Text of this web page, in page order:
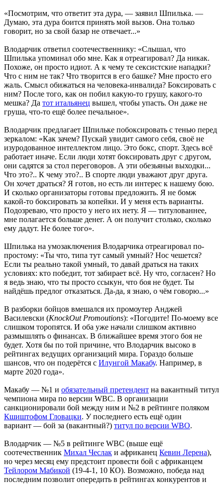
«Посмотрим, что ответит эта дура, — заявил Шпилька. —
Думаю, эта дура боится принять мой вызов. Она только
говорит, но за свой базар не отвечает...»
Влодарчик ответил соотечественнику: «Слышал, что
Шпилька упоминал обо мне. Как я отреагировал? Да никак.
Похоже, он просто идиот. А к чему те сексистские нападки?
Что с ним не так? Что творится в его башке? Мне просто его
жаль. Смысл обижаться на человека-инвалида? Боксировать с
ним? После того, как он побил какую-то грушу, какого-то
мешка? Да тот итальянец вышел, чтобы упасть. Он даже не
груша, что-то ещё более печальное».
Влодарчик предлагает Шпильке побоксировать с тенью перед
зеркалом: «Как зачем? Пускай увидит самого себя, своё не
изуродованное интеллектом лицо. Это бокс, спорт. Здесь всё
работает иначе. Если люди хотят боксировать друг с другом,
они садятся за стол переговоров. А эти обезьяньи выходки...
Что это?.. К чему это?.. В спорте люди уважают друг друга.
Он хочет драться? Я готов, но есть ли интерес к нашему бою.
И сколько организаторы готовы предложить. Я не бомж
какой-то боксировать за копейки. И у меня есть варианты.
Подозреваю, что просто у него их нету. Я — титулованнее,
мне полагается больше денег. А он получит столько, сколько
ему дадут. Не более того».
Шпилька на умозаключения Влодарчика отреагировал по-
простому: «Ты что, типа тут самый умный? Нос чешется?
Если ты реально такой умный, то давай драться на таких
условиях: кто победит, тот забирает всё. Ну что, согласен? Но
я ведь знаю, что ты просто ссыкун, что боя не будет. Ты
найдёшь предлог отказаться. Да-да, я знаю, о чём говорю...»
В разборки бойцов вмешался их промоутер Анджей
Василевски (KnockOut Promoutions): «Погодите! По-моему все
слишком торопятся. И оба уже начали слишком активно
размышлять о финансах. В ближайшее время этого боя не
будет. Хотя бы по той причине, что Влодарчик высоко в
рейтингах ведущих организаций мира. Гораздо больше
шансов, что он подерётся с Илунгой Макабу. Например, в
марте 2020 года».
Макабу — №1 и обязательный претендент на вакантный титул
чемпиона мира по версии WBC. В организации
санкционировали бой между ним и №2 в рейтинге поляком
Кшиштофом Гловацки. У последнего есть ещё один
вариант — бой за (вакантный?) титул по версии WBO.
Влодарчик — №5 в рейтинге WBC (выше ещё
соотечественник Михал Чеслак и африканец Кевин Лерена),
но через месяц ему предстоит провести бой с африканцем
Тейлором Мабикой (19-4-1, 10 КО). Возможно, победа над
последним позволит опередить в рейтингах конкурентов и